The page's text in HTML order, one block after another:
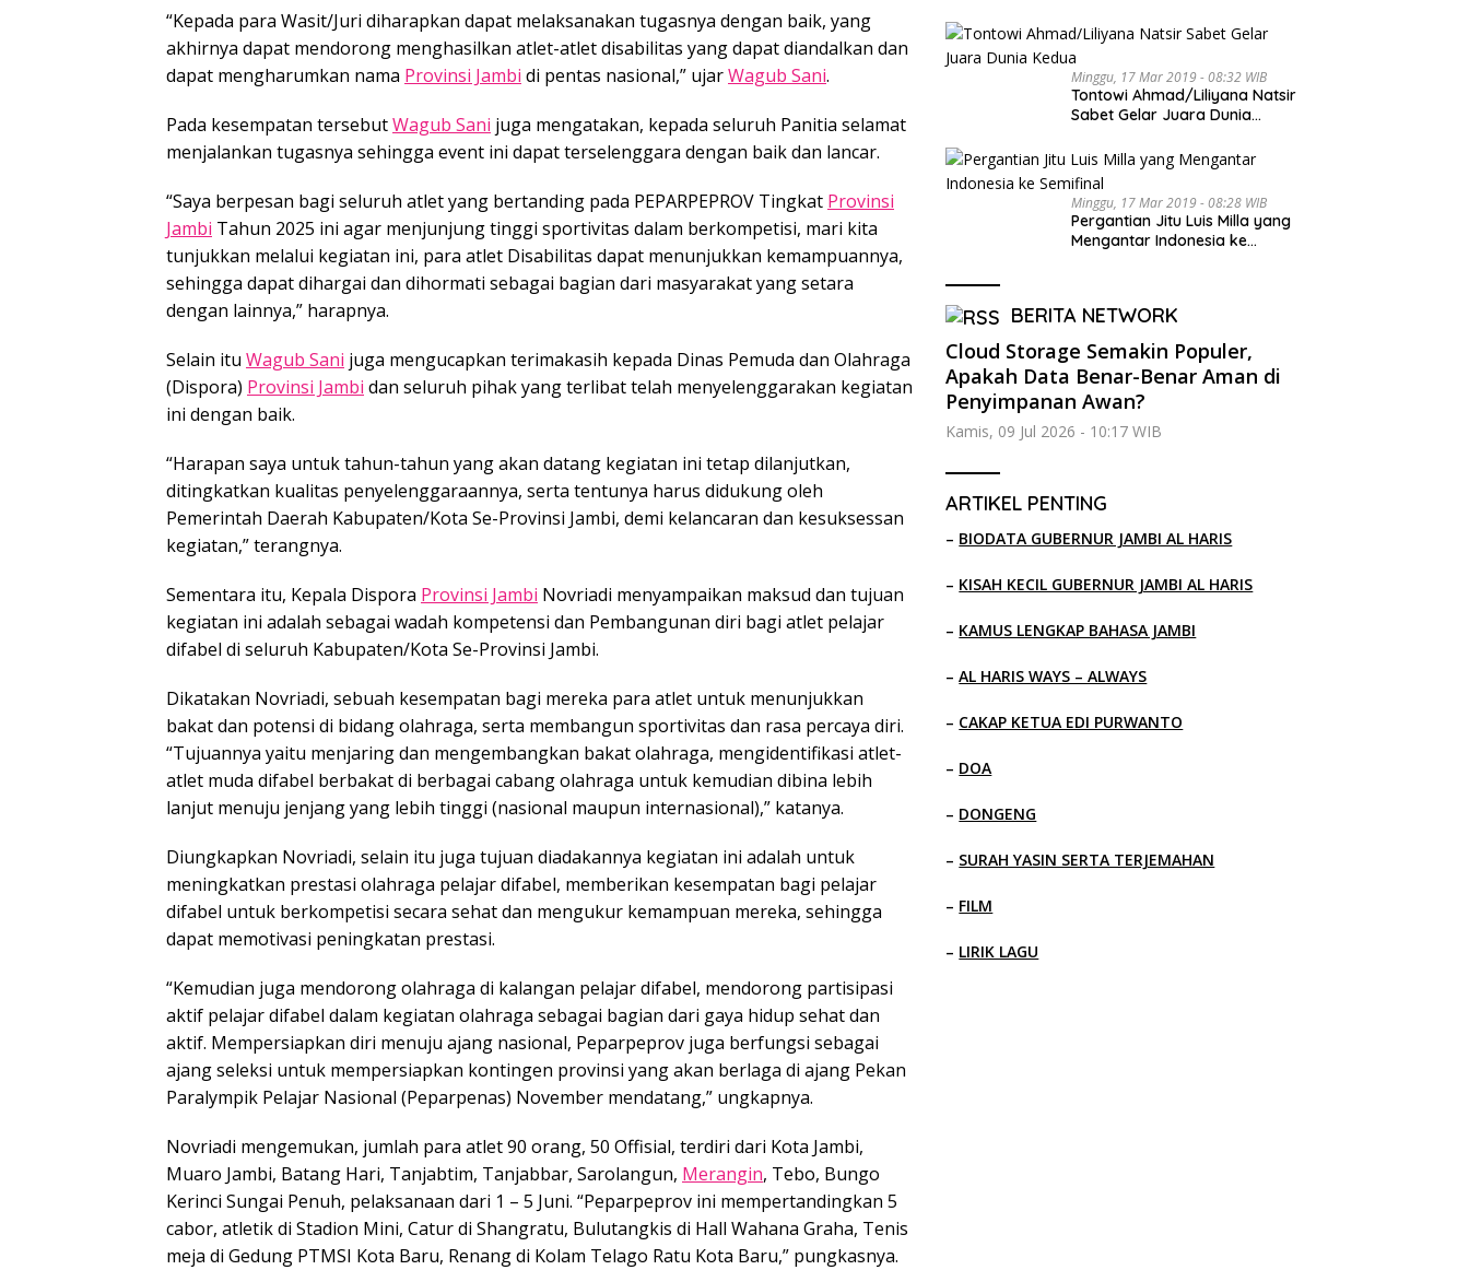
“Kepada para Wasit/Juri diharapkan dapat melaksanakan tugasnya dengan baik, yang
akhirnya dapat mendorong menghasilkan atlet-atlet disabilitas yang dapat diandalkan dan
dapat mengharumkan nama Provinsi Jambi di pentas nasional,” ujarWagub Sani.
Pada kesempatan tersebutWagub Sani juga mengatakan, kepada seluruh Panitia selamat
menjalankan tugasnya sehingga event ini dapat terselenggara dengan baik dan lancar.
“Saya berpesan bagi seluruh atlet yang bertanding pada PEPARPEPROV Tingkat Provinsi
Jambi Tahun 2025 ini agar menjunjung tinggi sportivitas dalam berkompetisi, mari kita
tunjukkan melalui kegiatan ini, para atlet Disabilitas dapat menunjukkan kemampuannya,
sehingga dapat dihargai dan dihormati sebagai bagian dari masyarakat yang setara
dengan lainnya,” harapnya.
Selain itu Wagub Sani juga mengucapkan terimakasih kepada Dinas Pemuda dan Olahraga
(Dispora) Provinsi Jambi dan seluruh pihak yang terlibat telah menyelenggarakan kegiatan
ini dengan baik.
“Harapan saya untuk tahun-tahun yang akan datang kegiatan ini tetap dilanjutkan,
ditingkatkan kualitas penyelenggaraannya, serta tentunya harus didukung oleh
Pemerintah Daerah Kabupaten/Kota Se-Provinsi Jambi, demi kelancaran dan kesuksessan
kegiatan,” terangnya.
Sementara itu, Kepala Dispora Provinsi Jambi Novriadi menyampaikan maksud dan tujuan
kegiatan ini adalah sebagai wadah kompetensi dan Pembangunan diri bagi atlet pelajar
difabel di seluruh Kabupaten/Kota Se-Provinsi Jambi.
Dikatakan Novriadi, sebuah kesempatan bagi mereka para atlet untuk menunjukkan
bakat dan potensi di bidang olahraga, serta membangun sportivitas dan rasa percaya diri.
“Tujuannya yaitu menjaring dan mengembangkan bakat olahraga, mengidentifikasi atlet-
atlet muda difabel berbakat di berbagai cabang olahraga untuk kemudian dibina lebih
lanjut menuju jenjang yang lebih tinggi (nasional maupun internasional),” katanya.
Diungkapkan Novriadi, selain itu juga tujuan diadakannya kegiatan ini adalah untuk
meningkatkan prestasi olahraga pelajar difabel, memberikan kesempatan bagi pelajar
difabel untuk berkompetisi secara sehat dan mengukur kemampuan mereka, sehingga
dapat memotivasi peningkatan prestasi.
“Kemudian juga mendorong olahraga di kalangan pelajar difabel, mendorong partisipasi
aktif pelajar difabel dalam kegiatan olahraga sebagai bagian dari gaya hidup sehat dan
aktif. Mempersiapkan diri menuju ajang nasional, Peparpeprov juga berfungsi sebagai
ajang seleksi untuk mempersiapkan kontingen provinsi yang akan berlaga di ajang Pekan
Paralympik Pelajar Nasional (Peparpenas) November mendatang,” ungkapnya.
Novriadi mengemukan, jumlah para atlet 90 orang, 50 Offisial, terdiri dari Kota Jambi,
Muaro Jambi, Batang Hari, Tanjabtim, Tanjabbar, Sarolangun, Merangin, Tebo, Bungo
Kerinci Sungai Penuh, pelaksanaan dari 1 – 5 Juni. “Peparpeprov ini mempertandingkan 5
cabor, atletik di Stadion Mini, Catur di Shangratu, Bulutangkis di Hall Wahana Graha, Tenis
meja di Gedung PTMSI Kota Baru, Renang di Kolam Telago Ratu Kota Baru,” pungkasnya.
Minggu, 17 Mar 2019 - 08:32 WIB
Tontowi Ahmad/Liliyana Natsir
Sabet Gelar Juara Dunia
Minggu, 17 Mar 2019 - 08:28 WIB
Pergantian Jitu Luis Milla yang
Mengantar Indonesia ke
BERITA NETWORK
Cloud Storage Semakin Populer,
Apakah Data Benar-Benar Aman di
Penyimpanan Awan?
Kamis, 09 Jul 2026 - 10:17 WIB
ARTIKEL PENTING
– BIODATA GUBERNUR JAMBI AL HARIS
– KISAH KECIL GUBERNUR JAMBI AL HARIS
– KAMUS LENGKAP BAHASA JAMBI
–AL HARIS WAYS – ALWAYS
– CAKAP KETUA EDI PURWANTO
– DOA
– DONGENG
– SURAH YASIN SERTA TERJEMAHAN
– FILM
– LIRIK LAGU